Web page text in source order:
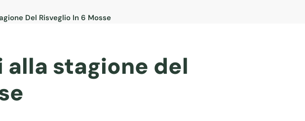
Del Risveglio In 6 Mosse
stagione del